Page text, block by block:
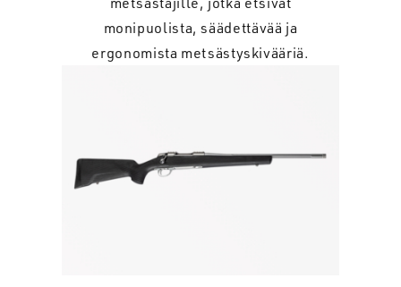
monipuolista, säädettävää ja
ergonomista metsästyskivääriä.